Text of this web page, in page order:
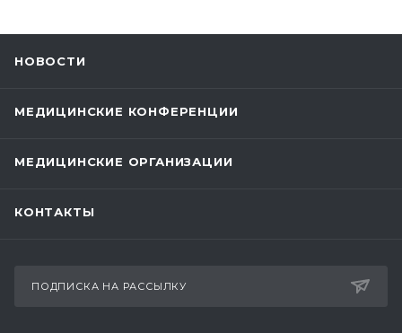
НОВОСТИ
МЕДИЦИНСКИЕ КОНФЕРЕНЦИИ
МЕДИЦИНСКИЕ ОРГАНИЗАЦИИ
КОНТАКТЫ
ПОДПИСКА НА РАССЫЛКУ